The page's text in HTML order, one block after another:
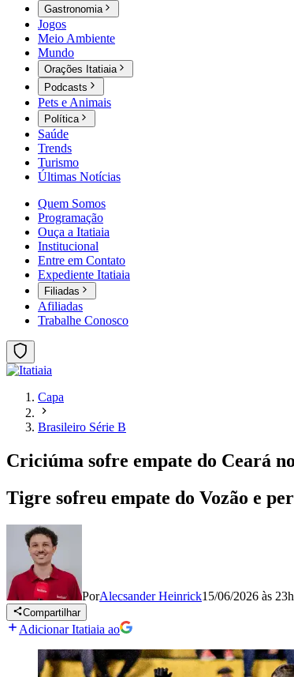
Gastronomia
Jogos
Meio Ambiente
Mundo
Orações Itatiaia
Podcasts
Pets e Animais
Política
Saúde
Trends
Turismo
Últimas Notícias
Quem Somos
Programação
Ouça a Itatiaia
Institucional
Entre em Contato
Expediente Itatiaia
Filiadas
Afiliadas
Trabalhe Conosco
Capa
Brasileiro Série B
Criciúma sofre empate do Ceará
Tigre sofreu empate do Vozão e
PorAlecsander Heinrick15/06/2026 às
Compartilhar
Adicionar Itatiaia ao